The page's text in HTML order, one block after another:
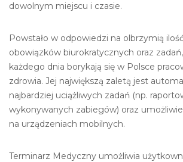
dowolnym miejscu i czasie.
Powstało w odpowiedzi na olbrzymią
obowiązków biurokratycznych oraz
każdego dnia borykają się w Polsce
zdrowia. Jej największą zaletą jest
najbardziej uciążliwych zadań (np.
wykonywanych zabiegów) oraz
na urządzeniach mobilnych.
Terminarz Medyczny umożliwia